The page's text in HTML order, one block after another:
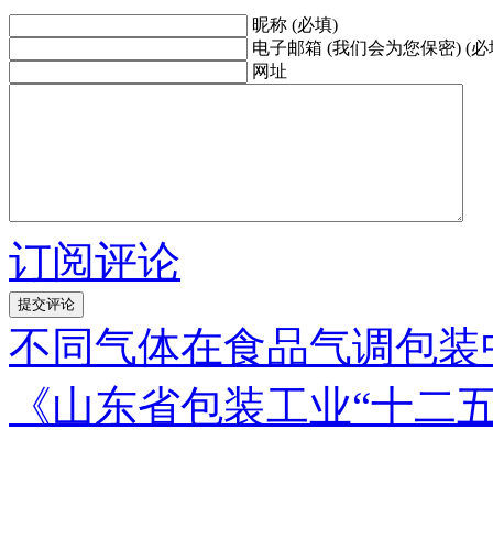
昵称 (必填)
电子邮箱 (我们会为您保密) (必
网址
订阅评论
不同气体在食品气调包
《山东省包装工业“十二